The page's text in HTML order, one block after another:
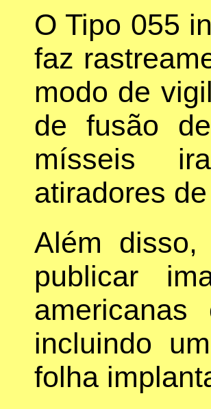
O Tipo 055
faz
modo de
de fusão
mísseis
atiradores
Além
publicar
incluindo
folha